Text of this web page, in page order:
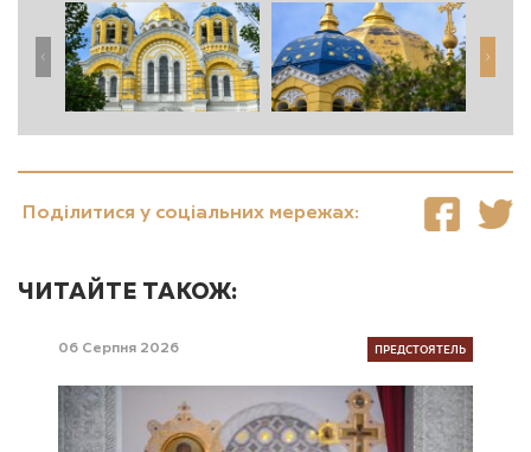
Поділитися у соціальних мережах:
ЧИТАЙТЕ ТАКОЖ:
06 Серпня 2026 ПРЕДСТОЯТЕЛЬ